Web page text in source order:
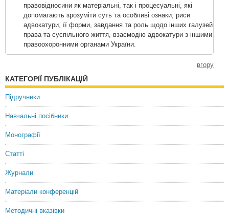
правовідносини як матеріальні, так і процесуальні, які
допомагають зрозуміти суть та особливі ознаки, риси
адвокатури, її форми, завдання та роль щодо інших галузей
права та суспільного життя, взаємодію адвокатури з іншими
правоохоронними органами України.
вгору
КАТЕГОРІЇ ПУБЛІКАЦІЙ
Підручники
Навчальні посібники
Монографії
Статті
Журнали
Матеріали конференцій
Методичні вказівки